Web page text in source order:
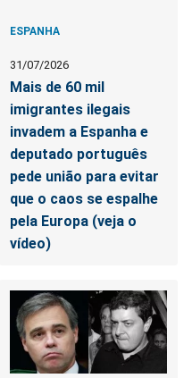
ESPANHA
31/07/2026
Mais de 60 mil
imigrantes ilegais
invadem a Espanha e
deputado português
pede união para evitar
que o caos se espalhe
pela Europa (veja o
vídeo)